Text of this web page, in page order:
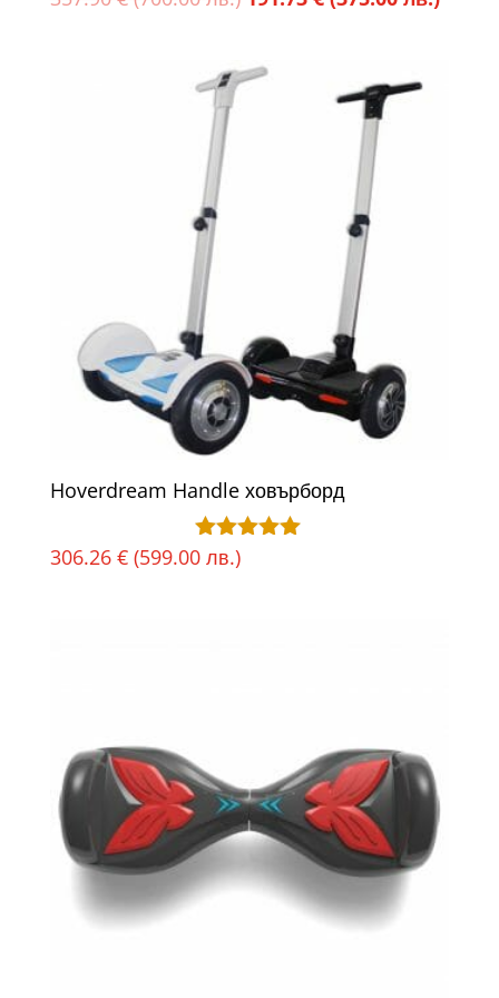
was:
Hoverdream Handle ховърборд
Оценено с
306.26 € (599.00 лв.)